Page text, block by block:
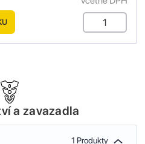
a zavazadla
1 Produkty